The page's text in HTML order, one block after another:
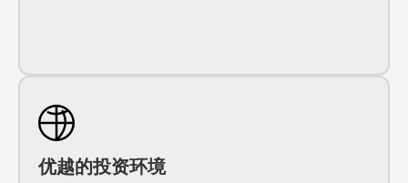
优越的投资环境